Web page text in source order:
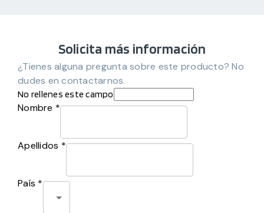
Solicita más información
¿Tienes alguna pregunta sobre este producto? No
dudes en contactarnos.
No rellenes este campo
Nombre *
Apellidos *
País *